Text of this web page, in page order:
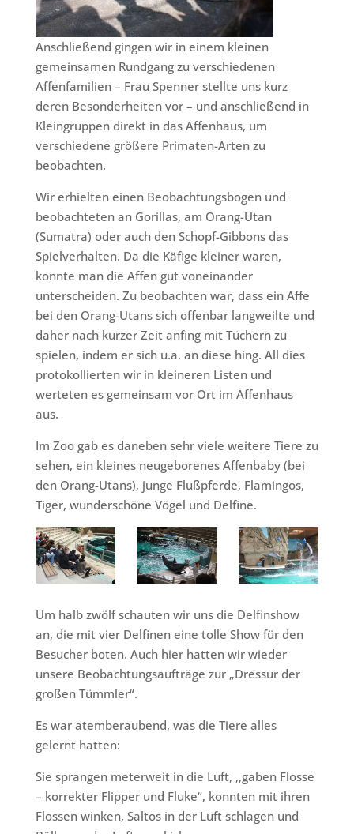
Anschließend gingen wir in einem kleinen
gemeinsamen Rundgang zu verschiedenen
Affenfamilien – Frau Spenner stellte uns kurz
deren Besonderheiten vor – und anschließend in
Kleingruppen direkt in das Affenhaus, um
verschiedene größere Primaten-Arten zu
beobachten.
Wir erhielten einen Beobachtungsbogen und
beobachteten an Gorillas, am Orang-Utan
(Sumatra) oder auch den Schopf-Gibbons das
Spielverhalten. Da die Käfige kleiner waren,
konnte man die Affen gut voneinander
unterscheiden. Zu beobachten war, dass ein Affe
bei den Orang-Utans sich offenbar langweilte und
daher nach kurzer Zeit anfing mit Tüchern zu
spielen, indem er sich u.a. an diese hing. All dies
protokollierten wir in kleineren Listen und
werteten es gemeinsam vor Ort im Affenhaus
aus.
Im Zoo gab es daneben sehr viele weitere Tiere zu
sehen, ein kleines neugeborenes Affenbaby (bei
den Orang-Utans), junge Flußpferde, Flamingos,
Tiger, wunderschöne Vögel und Delfine.
Um halb zwölf schauten wir uns die Delfinshow
an, die mit vier Delfinen eine tolle Show für den
Besucher boten. Auch hier hatten wir wieder
unsere Beobachtungsaufträge zur „Dressur der
großen Tümmler“.
Es war atemberaubend, was die Tiere alles
gelernt hatten:
Sie sprangen meterweit in die Luft, ,,gaben Flosse
– korrekter Flipper und Fluke“, konnten mit ihren
Flossen winken, Saltos in der Luft schlagen und